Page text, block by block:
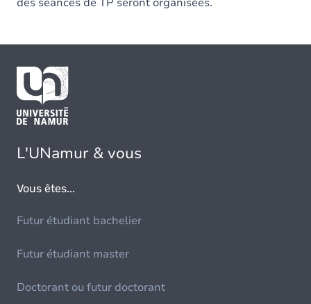
L'UNamur & vous
Vous êtes...
Futur étudiant bachelier
Futur étudiant master
Doctorant ou futur doctorant